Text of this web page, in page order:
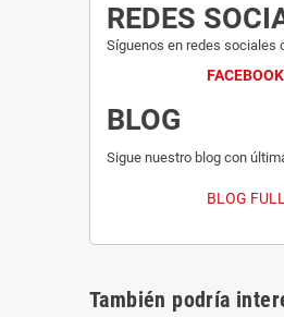
REDES
Síguenos en redes sociales
BLOG
Sigue nuestro blog con
BLOG
También podría